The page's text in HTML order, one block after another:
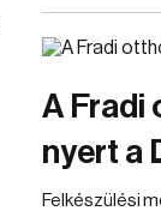
A Fradi
nyert a
Felkészülési